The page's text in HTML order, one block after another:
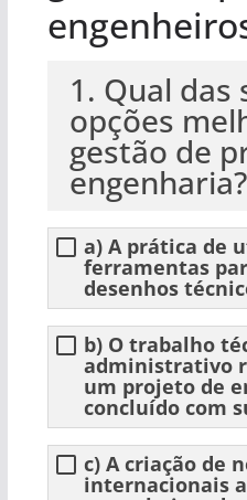
1. Qual das
opções
gestão de
engenharia?
a) A prática de
ferramentas
desenhos
b) O trabalho
administrativo
um projeto de
concluído com
c) A criação de
internacionais